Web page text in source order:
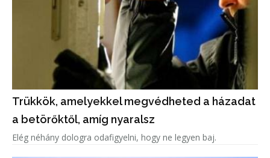
Trükkök, amelyekkel megvédheted a házadat
a betörőktől, amíg nyaralsz
Elég néhány dologra odafigyelni, hogy ne legyen baj.